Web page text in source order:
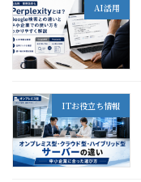
AI活用
ITお役立ち情報